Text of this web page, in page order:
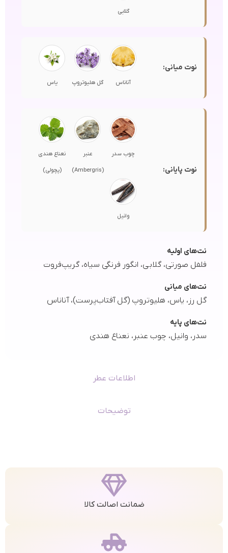
اطلاعات عطر
توضیحات
گلابی
نوت میانی:
آناناس گل هلیوتروپ یاس
نوت پایانی:
چوب سدر عنبر
(Ambergris)
نعناع هندی
(پچولی)
وانیل
نت‌های اولیه
فلفل صورتی، گلابی، انگور فرنگی سیاه، گریپ‌فروت
نت‌های میانی
گل رز، یاس، هلیوتروپ (گل آفتاب‌پرست)، آناناس
نت‌های پایه
سدر، وانیل، چوب عنبر، نعناع هندی
ضمانت اصالت کالا